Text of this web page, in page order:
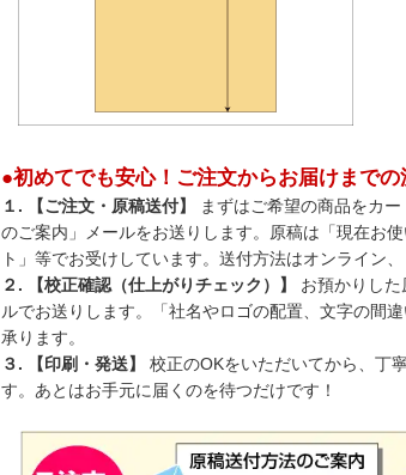
●初めてでも安心！ご注文からお届けまでの
１. 【ご注文・原稿送付】
まずはご希望の商品をカ
のご案内」メールをお送りします。原稿は「現在お
ト」等でお受けしています。送付方法はオンライン
２. 【校正確認（仕上がりチェック）】
お預かりし
ルでお送りします。「社名やロゴの配置、文字の間
承ります。
３. 【印刷・発送】 校正のOKをいただいてから、丁
す。あとはお手元に届くのを待つだけです！